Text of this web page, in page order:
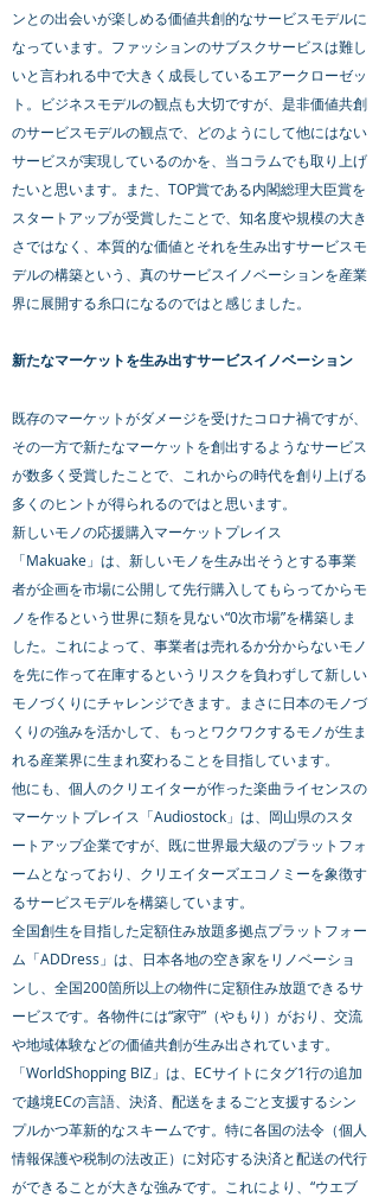
ンとの出会いが楽しめる価値共創的なサービスモデルに
なっています。ファッションのサブスクサービスは難し
いと言われる中で大きく成長しているエアークローゼッ
ト。ビジネスモデルの観点も大切ですが、是非価値共創
のサービスモデルの観点で、どのようにして他にはない
サービスが実現しているのかを、当コラムでも取り上げ
たいと思います。また、TOP賞である内閣総理大臣賞を
スタートアップが受賞したことで、知名度や規模の大き
さではなく、本質的な価値とそれを生み出すサービスモ
デルの構築という、真のサービスイノベーションを産業
界に展開する糸口になるのではと感じました。
新たなマーケットを生み出すサービスイノベーション
既存のマーケットがダメージを受けたコロナ禍ですが、
その一方で新たなマーケットを創出するようなサービス
が数多く受賞したことで、これからの時代を創り上げる
多くのヒントが得られるのではと思います。
新しいモノの応援購入マーケットプレイス
「Makuake」は、新しいモノを生み出そうとする事業
者が企画を市場に公開して先行購入してもらってからモ
ノを作るという世界に類を見ない“0次市場”を構築しま
した。これによって、事業者は売れるか分からないモノ
を先に作って在庫するというリスクを負わずして新しい
モノづくりにチャレンジできます。まさに日本のモノづ
くりの強みを活かして、もっとワクワクするモノが生ま
れる産業界に生まれ変わることを目指しています。
他にも、個人のクリエイターが作った楽曲ライセンスの
マーケットプレイス「Audiostock」は、岡山県のスタ
ートアップ企業ですが、既に世界最大級のプラットフォ
ームとなっており、クリエイターズエコノミーを象徴す
るサービスモデルを構築しています。
全国創生を目指した定額住み放題多拠点プラットフォー
ム「ADDress」は、日本各地の空き家をリノベーショ
ンし、全国200箇所以上の物件に定額住み放題できるサ
ービスです。各物件には“家守”（やもり）がおり、交流
や地域体験などの価値共創が生み出されています。
「WorldShopping BIZ」は、ECサイトにタグ1行の追加
で越境ECの言語、決済、配送をまるごと支援するシン
プルかつ革新的なスキームです。特に各国の法令（個人
情報保護や税制の法改正）に対応する決済と配送の代行
ができることが大きな強みです。これにより、“ウエブ